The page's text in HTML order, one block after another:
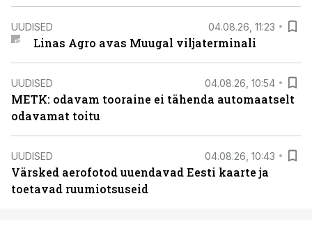
UUDISED 04.08.26, 11:23
Linas Agro avas Muugal viljaterminali
UUDISED 04.08.26, 10:54
METK: odavam tooraine ei tähenda automaatselt
odavamat toitu
UUDISED 04.08.26, 10:43
Värsked aerofotod uuendavad Eesti kaarte ja
toetavad ruumiotsuseid